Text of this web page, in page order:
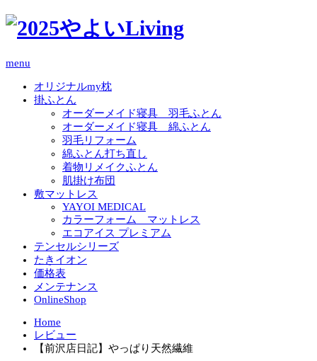
menu
オリジナルmy枕
掛ふとん
オーダーメイド寝具 羽毛ふとん
オーダーメイド寝具 綿ふとん
羽毛リフォーム
綿ふとん打ち直し
着物リメイクふとん
肌掛け布団
敷マットレス
YAYOI MEDICAL
カラーフォーム マットレス
エコアイス プレミアム
テンセルシリーズ
たきイオン
価格表
メンテナンス
OnlineShop
Home
レビュー
【前沢店日記】やっぱり天然繊維